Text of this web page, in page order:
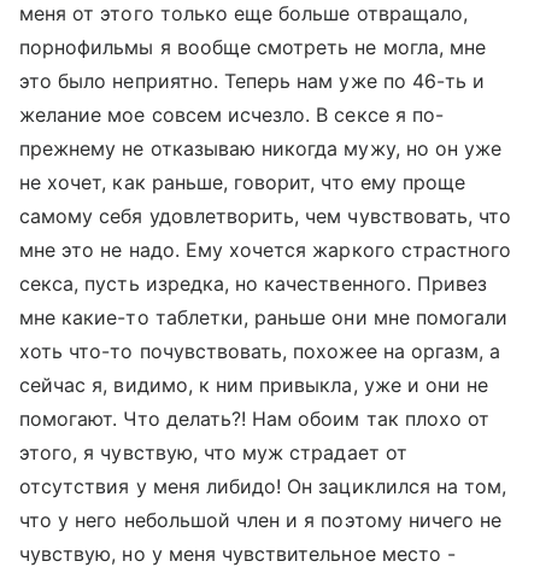
меня от этого только еще больше отвращало,
порнофильмы я вообще смотреть не могла, мне
это было неприятно. Теперь нам уже по 46-ть и
желание мое совсем исчезло. В сексе я по-
прежнему не отказываю никогда мужу, но он уже
не хочет, как раньше, говорит, что ему проще
самому себя удовлетворить, чем чувствовать, что
мне это не надо. Ему хочется жаркого страстного
секса, пусть изредка, но качественного. Привез
мне какие-то таблетки, раньше они мне помогали
хоть что-то почувствовать, похожее на оргазм, а
сейчас я, видимо, к ним привыкла, уже и они не
помогают. Что делать?! Нам обоим так плохо от
этого, я чувствую, что муж страдает от
отсутствия у меня либидо! Он зациклился на том,
что у него небольшой член и я поэтому ничего не
чувствую, но у меня чувствительное место -